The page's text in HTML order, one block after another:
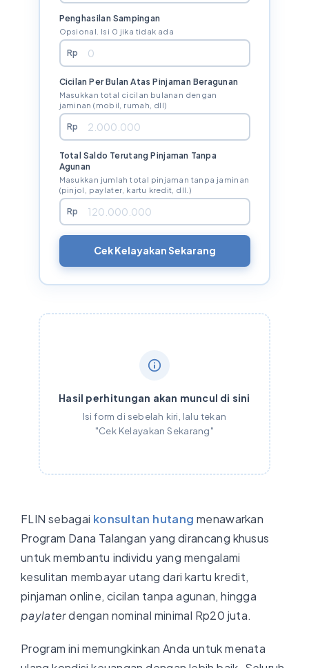
Penghasilan Sampingan
Opsional. Isi 0 jika tidak ada
Rp
Cicilan Per Bulan Atas Pinjaman Beragunan
Masukkan total cicilan bulanan dengan
jaminan (mobil, rumah, dll)
Rp
Total Saldo Terutang Pinjaman Tanpa
Agunan
Masukkan jumlah total pinjaman tanpa jaminan
(pinjol, paylater, kartu kredit, dll.)
Rp
Cek Kelayakan Sekarang
Hasil perhitungan akan muncul di sini
Isi form di sebelah kiri, lalu tekan
"Cek Kelayakan Sekarang"
FLIN sebagai konsultan hutang menawarkan
Program Dana Talangan yang dirancang khusus
untuk membantu individu yang mengalami
kesulitan membayar utang dari kartu kredit,
pinjaman online, cicilan tanpa agunan, hingga
paylaterdengan nominal minimal Rp20 juta.
Program ini memungkinkan Anda untuk menata